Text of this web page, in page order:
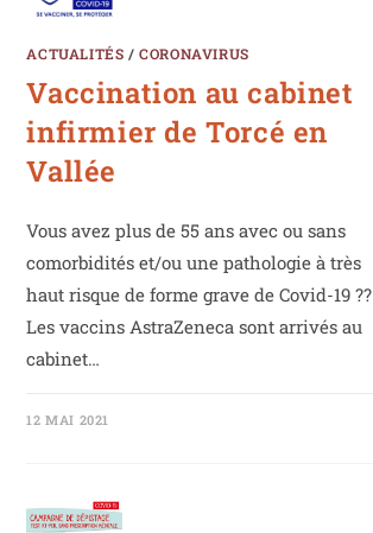
ACTUALITÉS /CORONAVIRUS
Vaccination au cabinet
infirmier de Torcé en
Vallée
Vous avez plus de 55 ans avec ou sans
comorbidités et/ou une pathologie à très
haut risque de forme grave de Covid-19 ??
Les vaccins AstraZeneca sont arrivés au
cabinet…
12 MAI 2021